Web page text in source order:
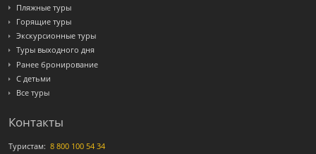
Пляжные туры
Горящие туры
Экскурсионные туры
Туры выходного дня
Ранее бронирование
С детьми
Все туры
Контакты
Туристам: 8 800 100 54 34